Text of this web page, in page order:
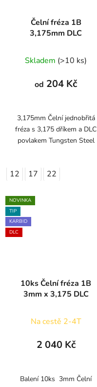
Čelní fréza 1B
3,175mm DLC
Skladem (>10 ks)
od 204 Kč
3,175mm Čelní jednobřitá
fréza s 3,175 dříkem a DLC
povlakem Tungsten Steel
12 17 22
NOVINKA
TIP
KARBID
DLC
10ks Čelní fréza 1B
3mm x 3,175 DLC
Na cestě 2-4T
2 040 Kč
Balení 10ks 3mm Čelní